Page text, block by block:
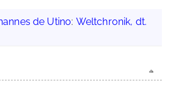
de Utino: Weltchronik, dt.